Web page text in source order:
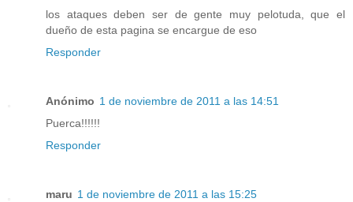
los ataques deben ser de gente muy pelotuda, que el
dueño de esta pagina se encargue de eso
Responder
Anónimo 1 de noviembre de 2011 a las 14:51
Puerca!!!!!!
Responder
maru 1 de noviembre de 2011 a las 15:25